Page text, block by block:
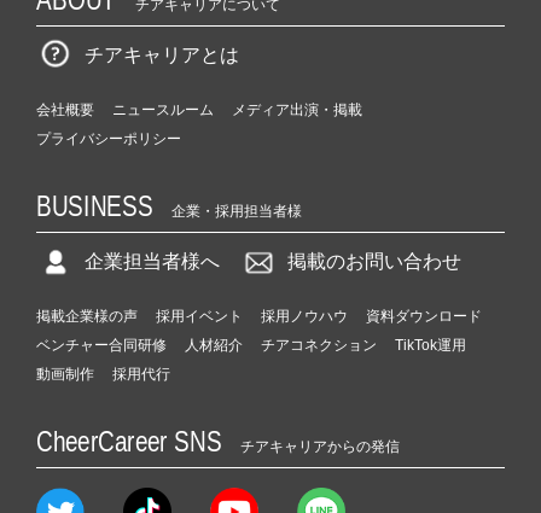
チアキャリアについて
チアキャリアとは
会社概要 ニュースルーム
メディア出演・掲載
プライバシーポリシー
BUSINESS 企業・採用担当者様
企業担当者様へ 掲載のお問い合わせ
掲載企業様の声 採用イベント 採用ノウハウ
資料ダウンロード
ベンチャー合同研修
人材紹介 チアコネクション
TikTok運用
動画制作
採用代行
CheerCareer SNS チアキャリアからの発信